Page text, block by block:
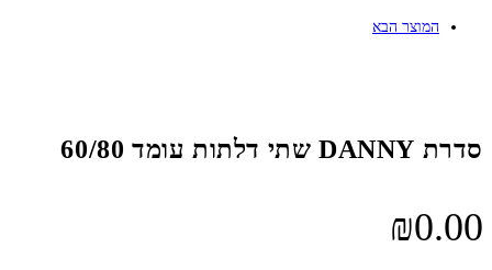
המוצר הבא
סדרת DANNY שתי דלתות עומד 60/80
₪0.00